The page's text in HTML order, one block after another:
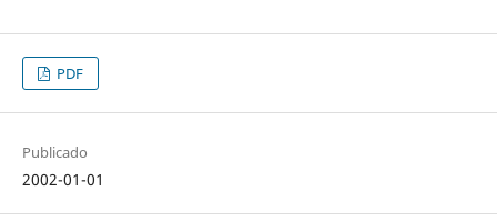
PDF
Publicado
2002-01-01